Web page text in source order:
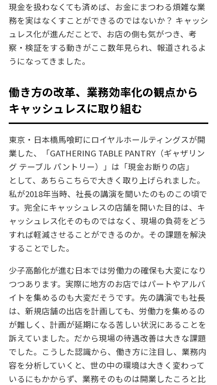
現金を扱わなくても済めば、お金にまつわる煩雑な業
務を実はなくすことができるのではないか？ キャッシ
ュレス化が進んだことで、お店の側も気がつき、考
察・検証をする動きがここ数年見られ、報道されるよ
うになってきました。
働き方の改革、業務効率化の観点から
キャッシュレスに取り組む
東京・日本橋馬喰町にロイヤルホールティングスが開
業した、「GATHERING TABLE PANTRY（ギャザリン
グ テーブル パントリー）」は「現金お断りの店」
として、あちらこちらで大きく取り上げられました。
私が2018年当時、社長の講演を聞いたのものこの頃で
す。完全にキャッシュレスの店舗を開いた目的は、キ
ャッシュレス化そのものではなく、現場の負荷をどう
すれば軽減させることができるのか。その課題を解決
することでした。
少子高齢化が進む日本では労働力の確保も大変になり
つつあります。実際に地方のお店ではパートやアルバ
イトを集めるのも大変だそうです。先の講演でも社長
は、新規店舗の出店を計画しても、労働力を集めるの
が難しく、計画が延期になる苦しい状況にあることを
訴えていました。だから現場の待遇改善は大きな課題
でした。こうした認識から、働き方に注目し、業務内
容を分析していくと、世の中の環境は大きく変わって
いるにもかからず、業務そのものは開業したころと比